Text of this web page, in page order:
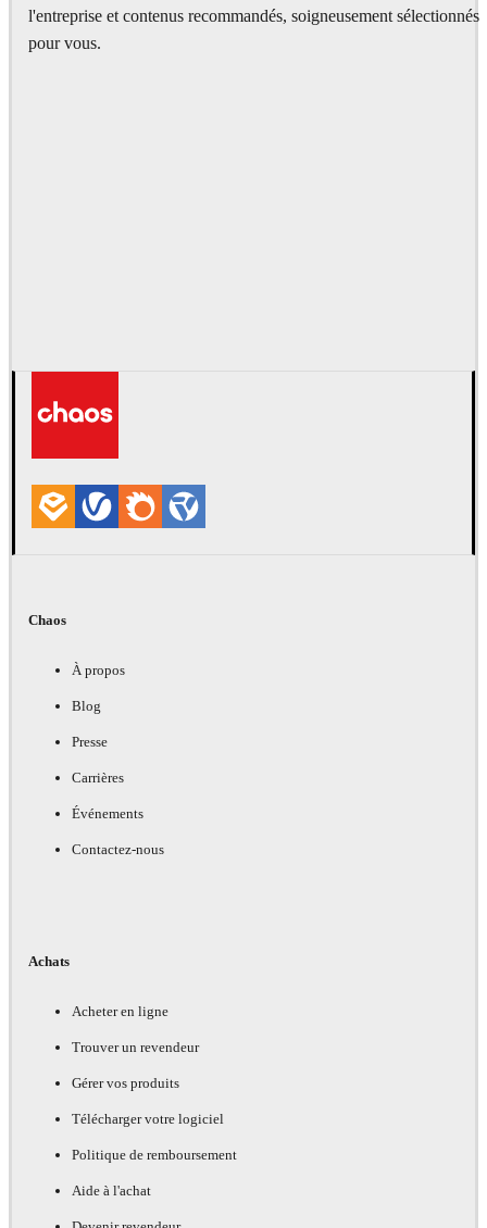
l'entreprise et contenus recommandés, soigneusement sélectionnés
pour vous.
Chaos
À propos
Blog
Presse
Carrières
Événements
Contactez-nous
Achats
Acheter en ligne
Trouver un revendeur
Gérer vos produits
Télécharger votre logiciel
Politique de remboursement
Aide à l'achat